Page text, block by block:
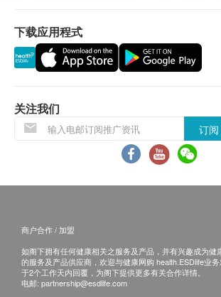
查询，须向提供服务之体检中心或商
下载应用程式
关注我们
订阅
商户合作 / 加盟
如阁下拥有任何健康相关之服务及产品，并有兴趣成为健
的服务及产品供应商，欢迎与健康网购 health.ESDlife业
于2个工作天内回覆，为阁下提供更多有关合作详情。
电邮: partnership@esdlife.com